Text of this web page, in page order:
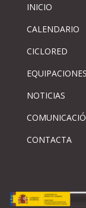
INICIO
CALENDARIO
CICLORED
EQUIPACIONES
NOTICIAS
CONTACTA